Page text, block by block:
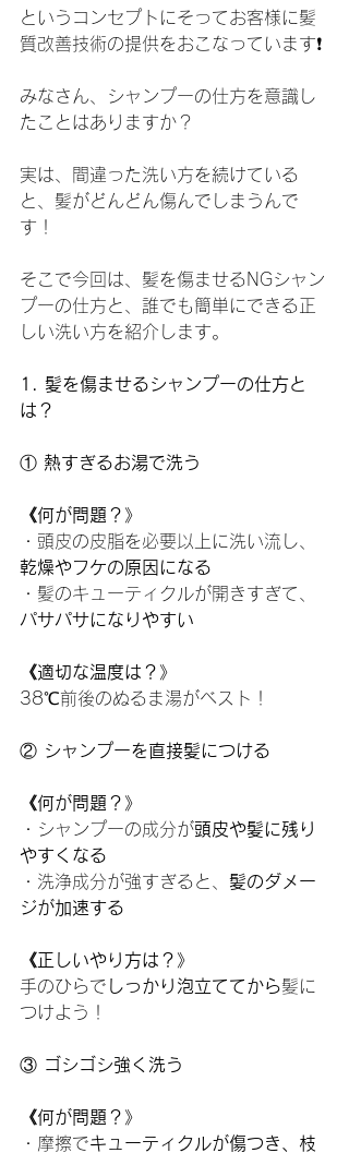
というコンセプトにそってお客様に髪
質改善技術の提供をおこなっています❗️
みなさん、シャンプーの仕方を意識し
たことはありますか？
実は、間違った洗い方を続けている
と、髪がどんどん傷んでしまうんで
す！
そこで今回は、髪を傷ませるNGシャン
プーの仕方と、誰でも簡単にできる正
しい洗い方を紹介します。
1. 髪を傷ませるシャンプーの仕方と
は？
① 熱すぎるお湯で洗う
《何が問題？》
・頭皮の皮脂を必要以上に洗い流し、
乾燥やフケの原因になる
・髪のキューティクルが開きすぎて、
パサパサになりやすい
《適切な温度は？》
38℃前後のぬるま湯がベスト！
② シャンプーを直接髪につける
《何が問題？》
・シャンプーの成分が頭皮や髪に残り
やすくなる
・洗浄成分が強すぎると、 髪のダメー
ジが加速する
《正しいやり方は？》
手のひらで しっかり泡立ててから髪に
つけよう！
③ ゴシゴシ強く洗う
《何が問題？》
・摩擦でキューティクルが傷つき、枝